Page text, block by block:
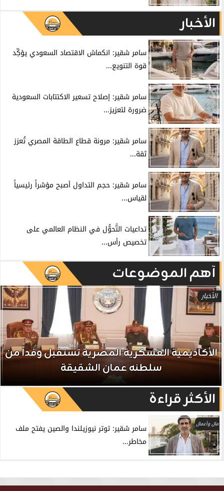
الأخبار
سامر شقير: انكماش الاقتصاد السعودي يؤكِّد
قوة التنويع...
سامر شقير: إصلاح تسعير الاكتتابات السعودية
ضرورة لتعزيز...
سامر شقير: مرونة قطاع الطاقة المصري تُعزز
ثقة...
سامر شقير: حجم التداول أصبح مؤشراً رئيسياً
لقياس...
تداعيات التَّحوُّل في النظام العالمي على
تخصيص رأس...
آهم الموضوعات
الأخبار
الأكاديمية العسكرية المصرية تستقبل وفداً من
سلطنه عمان الشقيقة
الأكثر قراءة
مال وأعمال
سامر شقير: توتر نيوزيلندا والصين يفتح ملف
مخاطر...